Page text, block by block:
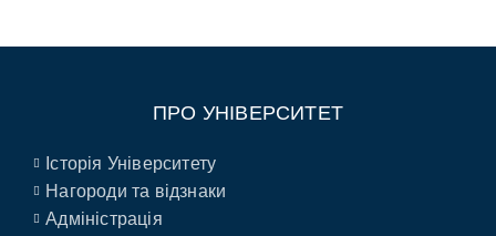
ПРО УНІВЕРСИТЕТ
Історія Університету
Нагороди та відзнаки
Адміністрація